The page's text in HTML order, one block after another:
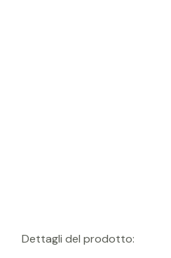
Dettagli del prodotto: